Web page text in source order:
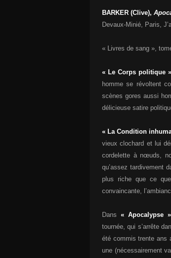
BARKER (Clive),
Devaux-Minié, Paris,
« Livres de sang »,
« Le Corps politique »
homme se révoltent
scènes gores aussi
délicieuse satire
« La Condition
vieux clochard et lui
cordelette à nœuds,
qu’assez tardivement
plus riche que ce
convaincante,
Dans « Apocalypse »
tournée, qui s’arrête
été commis trente ans
une (nécessairement